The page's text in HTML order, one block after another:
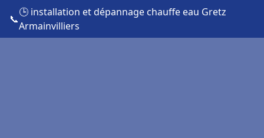
📞
🕒 installation et dépannage chauffe eau Gretz
Armainvilliers